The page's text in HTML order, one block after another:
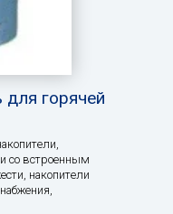
для горячей
со встроенным
накопители